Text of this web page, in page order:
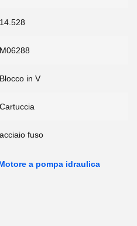
14.528
M06288
Blocco in V
Cartuccia
acciaio fuso
a pompa idraulica